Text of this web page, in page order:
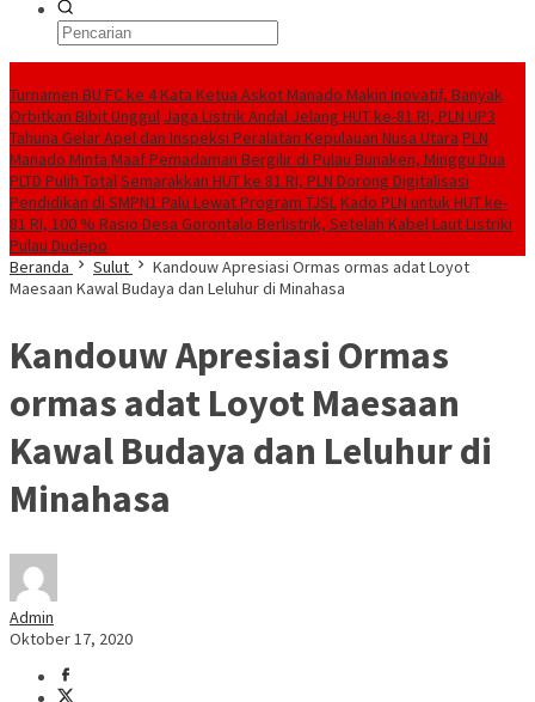
Turnamen BU FC ke 4 Kata Ketua Askot Manado Makin Inovatif, Banyak
Orbitkan Bibit Unggul Jaga Listrik Andal Jelang HUT ke-81 RI, PLN UP3
Tahuna Gelar Apel dan Inspeksi Peralatan Kepulauan Nusa Utara PLN
Manado Minta Maaf Pemadaman Bergilir di Pulau Bunaken, Minggu Dua
PLTD Pulih TotalSemarakkan HUT ke 81 RI, PLN Dorong Digitalisasi
Pendidikan di SMPN1 Palu Lewat Program TJSLKado PLN untuk HUT ke-
81 RI, 100 % Rasio Desa Gorontalo Berlistrik, Setelah Kabel Laut Listriki
Pulau Dudepo
Beranda
Sulut
Kandouw Apresiasi Ormas ormas adat Loyot
Maesaan Kawal Budaya dan Leluhur di Minahasa
Kandouw Apresiasi Ormas
ormas adat Loyot Maesaan
Kawal Budaya dan Leluhur di
Minahasa
Admin
Oktober 17, 2020